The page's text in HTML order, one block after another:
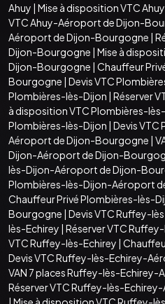
Ahuy | Mise à disposition VTC Ahuy
VTC Ahuy-Aéroport de Dijon-
Aéroport de Dijon-Bourgogne |
Dijon-Bourgogne | Mise à
Dijon-Bourgogne | Chauffeur
Bourgogne | Devis VTC
Plombières-lès-Dijon | Réserver
à disposition VTC Plombières-
Plombières-lès-Dijon | Devis
Aéroport de Dijon-Bourgogne |
Dijon-Aéroport de Dijon-
lès-Dijon-Aéroport de Dijon-
Plombières-lès-Dijon-Aéroport
Chauffeur Privé Plombières-lès-
Bourgogne | Devis VTC Ruffey-
lès-Echirey | Réserver VTC
VTC Ruffey-lès-Echirey |
Devis VTC Ruffey-lès-Echirey-
VAN 7 places Ruffey-lès-
Réserver VTC Ruffey-lès-